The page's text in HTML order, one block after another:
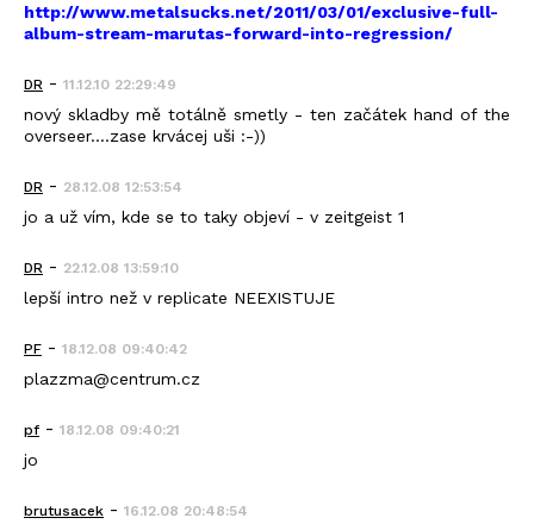
http://www.metalsucks.net/2011/03/01/exclusive-full-
album-stream-marutas-forward-into-regression/
DR - 11.12.10 22:29:49
nový skladby mě totálně smetly - ten začátek hand of the
overseer....zase krvácej uši :-))
DR - 28.12.08 12:53:54
jo a už vím, kde se to taky objeví - v zeitgeist 1
DR - 22.12.08 13:59:10
lepší intro než v replicate NEEXISTUJE
PF - 18.12.08 09:40:42
plazzma@centrum.cz
pf - 18.12.08 09:40:21
jo
brutusacek - 16.12.08 20:48:54